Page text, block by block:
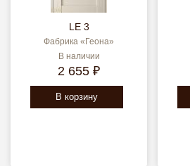
LE 3
Фабрика «Геона»
В наличии
2 655 ₽
В корзину